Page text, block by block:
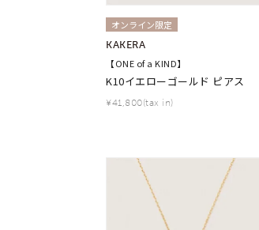
オンライン限定
KAKERA
【ONE of a KIND】
K10イエローゴールド ピアス
¥41,800(tax in)